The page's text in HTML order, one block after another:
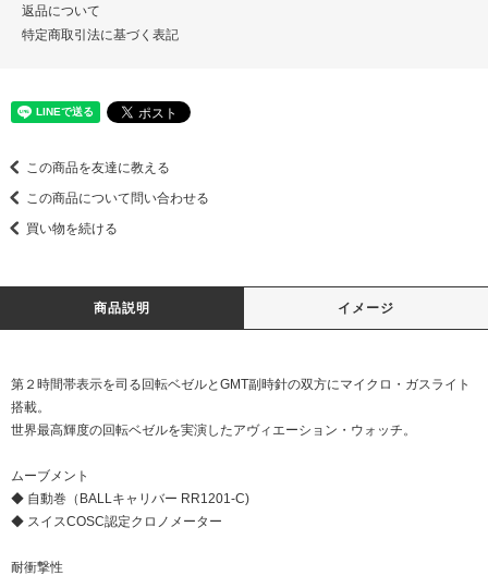
返品について
特定商取引法に基づく表記
この商品を友達に教える
この商品について問い合わせる
買い物を続ける
商品説明 イメージ
第２時間帯表示を司る回転ベゼルとGMT副時針の双方にマイクロ・ガスライト
搭載。
世界最高輝度の回転ベゼルを実演したアヴィエーション・ウォッチ。
ムーブメント
◆ 自動巻（BALLキャリバー RR1201-C)
◆ スイスCOSC認定クロノメーター
耐衝撃性